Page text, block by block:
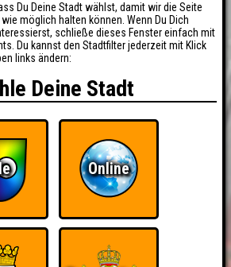
Du Deine Stadt wählst, damit wir die Seite
möglich halten können. Wenn Du Dich
schließe dieses Fenster einfach mit
Du kannst den Stadtfilter jederzeit mit Klick
links ändern:
Deine Stadt
Online